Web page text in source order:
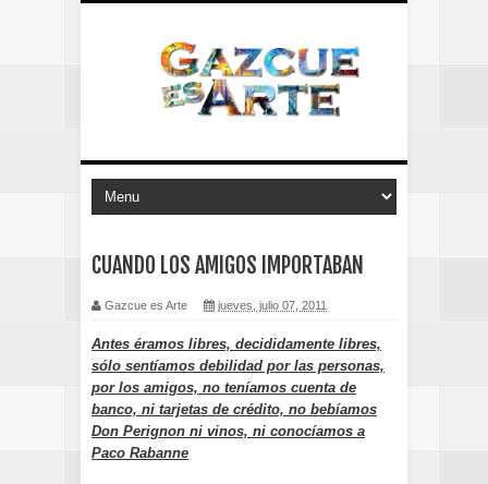
CUANDO LOS AMIGOS IMPORTABAN
Gazcue es Arte jueves, julio 07, 2011
Antes éramos libres, decididamente libres,
sólo sentíamos debilidad por las personas,
por los amigos, no teníamos cuenta de
banco, ni tarjetas de crédito, no bebíamos
Don Perignon ni vinos, ni conocíamos a
Paco Rabanne